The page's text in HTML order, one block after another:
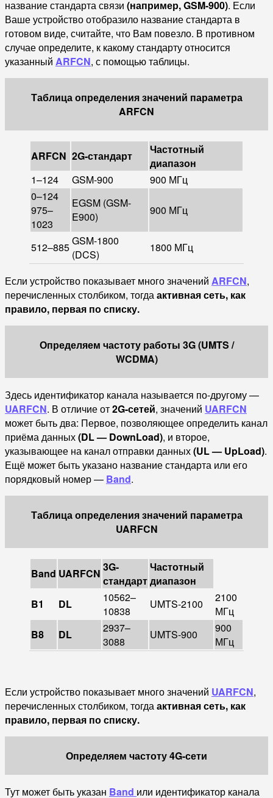
название стандарта связи (например, GSM-900). Если
Ваше устройство отобразило название стандарта в
готовом виде, считайте, что Вам повезло. В противном
случае определите, к какому стандарту относится
указанный ARFCN, с помощью таблицы.
Таблица определения значений параметра
ARFCN
ARFCN 2G-стандарт
Частотный
диапазон
1–124
GSM-900
900 МГц
0–124
975–
1023
EGSM (GSM-
E900)
900 МГц
512–885GSM-1800
(DCS)
1800 МГц
Если устройство показывает много значений ARFCN,
перечисленных столбиком, тогдаактивная сеть, как
правило, первая по списку.
Определяем частоту работы 3G (UMTS /
WCDMA)
Здесь идентификатор канала называется по-другому —
UARFCN. В отличие от2G-сетей, значений UARFCN
может быть два: Первое, позволяющее определить канал
приёма данных(DL — DownLoad), и второе,
указывающее на канал отправки данных(UL — UpLoad).
Ещё может быть указано название стандарта или его
порядковый номер — Band.
Таблица определения значений параметра
UARFCN
Band UARFCN 3G-
стандарт
Частотный
диапазон
B1
DL
10562–
10838
UMTS-2100
2100
МГц
B8
DL
2937–
3088
UMTS-900
900
МГц
Если устройство показывает много значений UARFCN,
перечисленных столбиком, тогдаактивная сеть, как
правило, первая по списку.
Определяем частоту 4G-сети
Тут может быть указан Band или идентификатор канала